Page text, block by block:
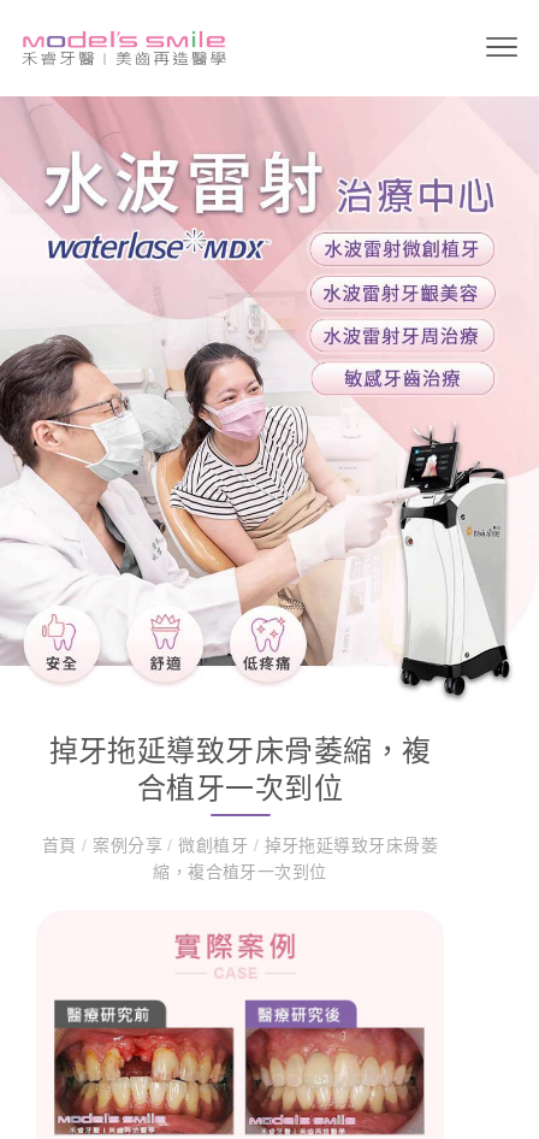
掉牙拖延導致牙床骨萎縮，複
合植牙一次到位
首頁/ 案例分享/ 微創植牙 / 掉牙拖延導致牙床骨萎
縮，複合植牙一次到位